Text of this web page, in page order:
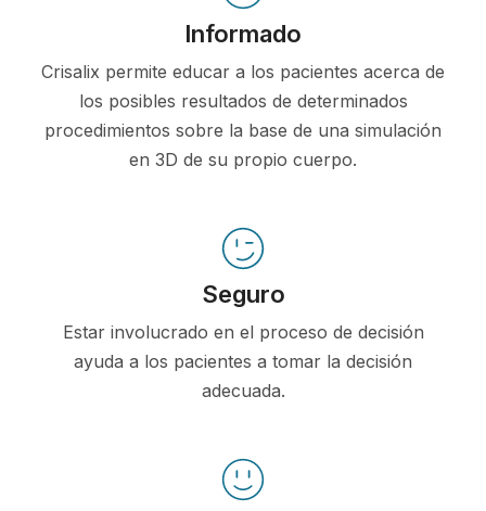
Informado
Crisalix permite educar a los pacientes acerca de
los posibles resultados de determinados
procedimientos sobre la base de una simulación
en 3D de su propio cuerpo.
Seguro
Estar involucrado en el proceso de decisión
ayuda a los pacientes a tomar la decisión
adecuada.